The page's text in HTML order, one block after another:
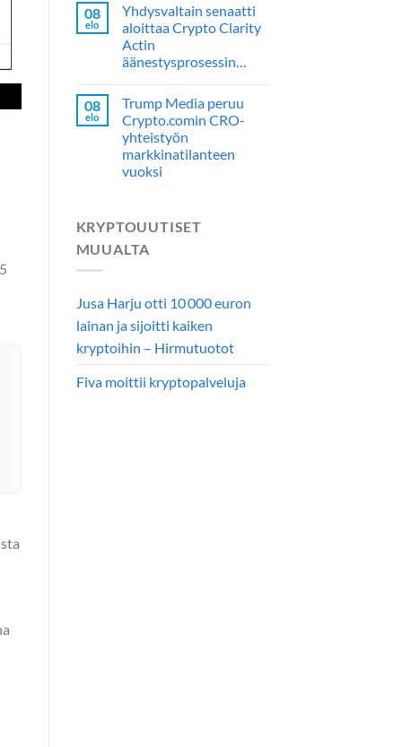
08
elo
Yhdysvaltain senaatti
aloittaa Crypto Clarity
Actin
äänestysprosessin…
08
elo
Trump Media peruu
Crypto.comin CRO-
yhteistyön
markkinatilanteen
vuoksi
KRYPTOUUTISET
MUUALTA
Jusa Harju otti 10 000 euron
lainan ja sijoitti kaiken
kryptoihin – Hirmutuotot
Fiva moittii kryptopalveluja